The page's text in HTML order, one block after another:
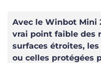
Avec le Winbot Mini
vrai point faible des
surfaces étroites,
ou celles protégées